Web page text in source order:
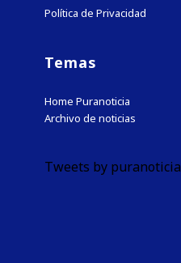
Política de Privacidad
Temas
Home Puranoticia
Archivo de noticias
Tweets by puranoticia